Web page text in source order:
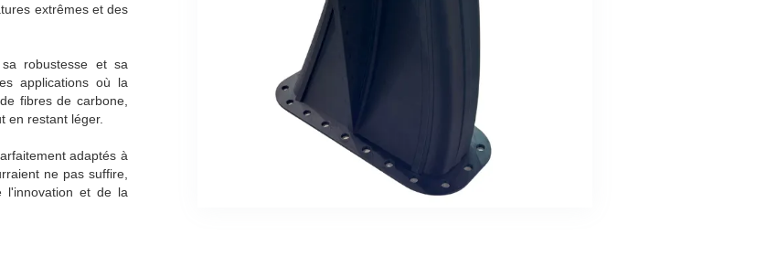
extrêmes et des
robustesse et sa
applications où la
fibres de carbone,
en restant léger.
adaptés à
ne pas suffire,
l'innovation et de la